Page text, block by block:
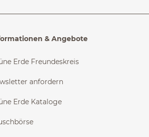
& Angebote
Erde Freundeskreis
anfordern
Erde Kataloge